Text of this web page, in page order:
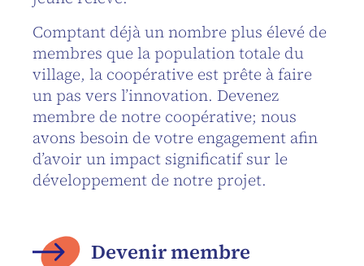
Comptant déjà un nombre plus élevé de
membres que la population totale du
village, la coopérative est prête à faire
un pas vers l’innovation. Devenez
membre de notre coopérative; nous
avons besoin de votre engagement afin
d’avoir un impact significatif sur le
développement de notre projet.
Devenir membre